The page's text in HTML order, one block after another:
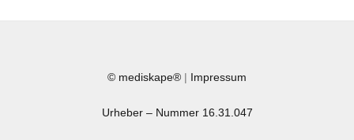
© mediskape® | Impressum
Urheber – Nummer 16.31.047